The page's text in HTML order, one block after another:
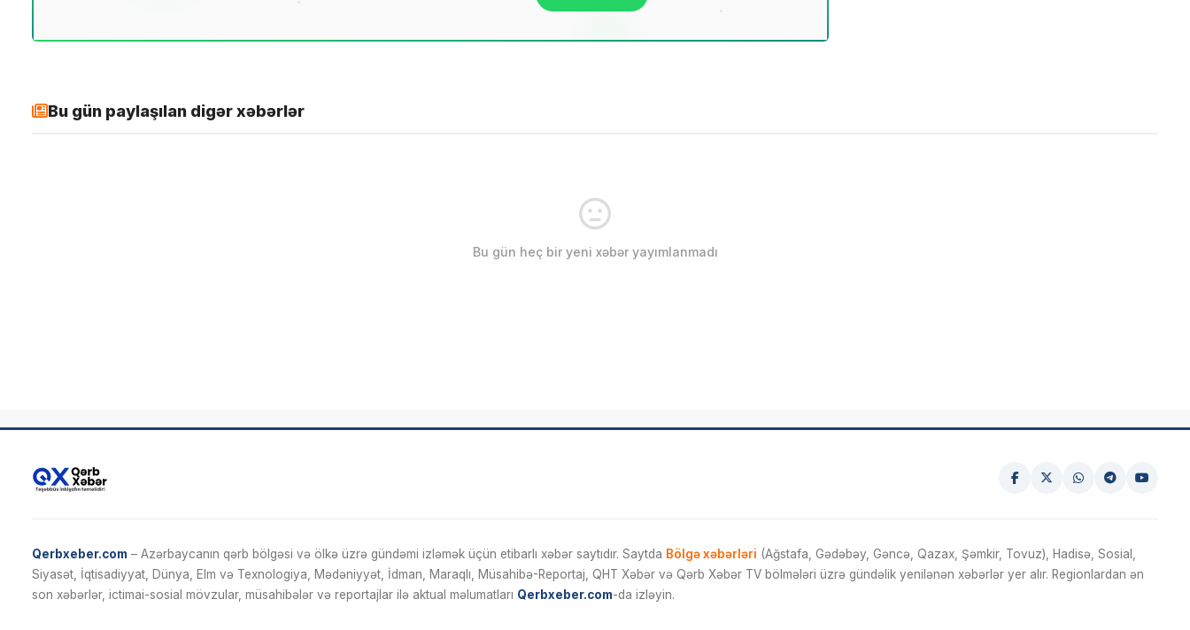
Bu gün paylaşılan digər xəbərlər
Bu gün heç bir yeni xəbər yayımlanmadı
Qerbxeber.com – Azərbaycanın qərb bölgəsi və ölkə üzrə gündəmi izləmək üçün etibarlı xəbər saytıdır. Saytda Bölgə xəbərləri (Ağstafa, Gədəbəy, Gəncə, Qazax, Şəmkir, Tovuz), Hadisə, Sosial,
Siyasət, İqtisadiyyat, Dünya, Elm və Texnologiya, Mədəniyyət, İdman, Maraqlı, Müsahibə-Reportaj, QHT Xəbər və Qərb Xəbər TV bölmələri üzrə gündəlik yenilənən xəbərlər yer alır. Regionlardan ən
son xəbərlər, ictimai-sosial mövzular, müsahibələr və reportajlar ilə aktual məlumatları Qerbxeber.com-da izləyin.